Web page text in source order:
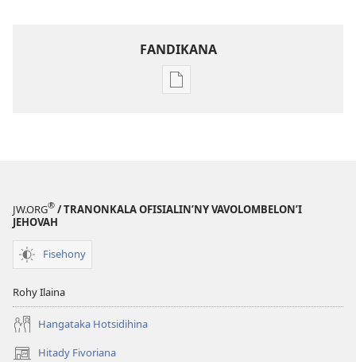
FANDIKANA
Fandikana
JW.ORG® / TRANONKALA OFISIALIN’NY VAVOLOMBELON’I
JEHOVAH
Fisehony
Rohy Ilaina
Hangataka Hotsidihina
Hitady Fivoriana